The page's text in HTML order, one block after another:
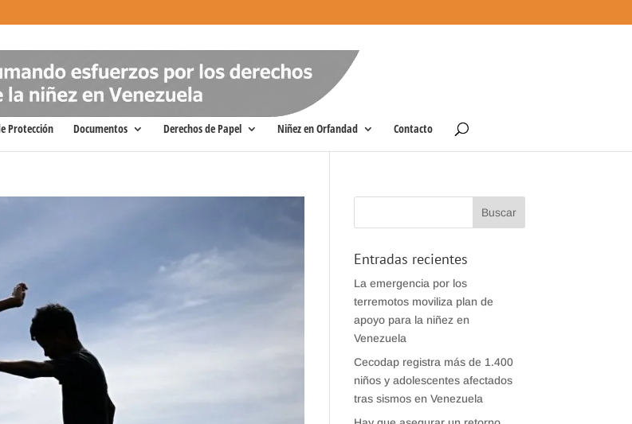
Protección Documentos Derechos de Papel Niñez en Orfandad Contacto
Entradas recientes
La emergencia por los
terremotos moviliza plan de
apoyo para la niñez en
Venezuela
Cecodap registra más de 1.400
niños y adolescentes afectados
tras sismos en Venezuela